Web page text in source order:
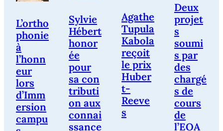
L’ortho
phonie
à
l’honn
eur
lors
d’Imm
ersion
campu
Sylvie
Hébert
honor
ée
pour
sa con
tributi
on aux
connai
ssance
Agathe
Tupula
Kabola
reçoit
le prix
Huber
t-
Reeve
s
Deux
projet
s
soumi
s par
des
chargé
s de
cours
de
l’EOA